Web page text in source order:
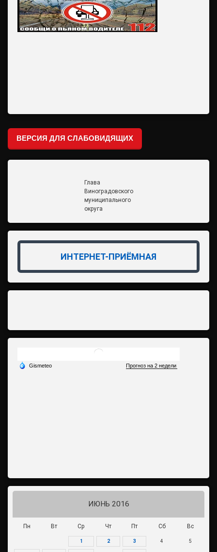
ВЕРСИЯ ДЛЯ СЛАБОВИДЯЩИХ
Глава
Виноградовского
муниципального
округа
ИНТЕРНЕТ-ПРИЁМНАЯ
ИЮНЬ 2016
Пн Вт Ср Чт Пт Сб Вс
1 2 3 4 5